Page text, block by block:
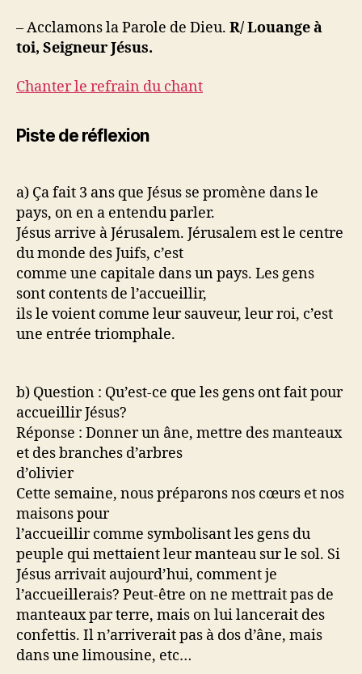
– Acclamons la Parole de Dieu. R/ Louange à
toi, Seigneur Jésus.
Chanter le refrain du chant
Piste de réflexion
a) Ça fait 3 ans que Jésus se promène dans le
pays, on en a entendu parler.
Jésus arrive à Jérusalem. Jérusalem est le centre
du monde des Juifs, c’est
comme une capitale dans un pays. Les gens
sont contents de l’accueillir,
ils le voient comme leur sauveur, leur roi, c’est
une entrée triomphale.
b) Question : Qu’est-ce que les gens ont fait pour
accueillir Jésus?
Réponse : Donner un âne, mettre des manteaux
et des branches d’arbres
d’olivier
Cette semaine, nous préparons nos cœurs et nos
maisons pour
l’accueillir comme symbolisant les gens du
peuple qui mettaient leur manteau sur le sol. Si
Jésus arrivait aujourd’hui, comment je
l’accueillerais? Peut-être on ne mettrait pas de
manteaux par terre, mais on lui lancerait des
confettis. Il n’arriverait pas à dos d’âne, mais
dans une limousine, etc…